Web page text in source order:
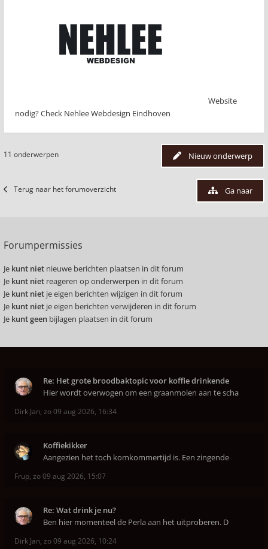
Website
nodig? Check Nehlee Webdesign Eindhoven
Nieuw onderwerp
11 onderwerpen
Terug naar het forumoverzicht Ga naar
Forumpermissies
Je kunt niet nieuwe berichten plaatsen in dit forum
Je kunt niet reageren op onderwerpen in dit forum
Je kunt niet je eigen berichten wijzigen in dit forum
Je kunt niet je eigen berichten verwijderen in dit forum
Je kunt geen bijlagen plaatsen in dit forum
Re: Het grote broodbaktopic voor koffie drinkende
Hier wordt overwogen om een graanmolen aan te scha
Dirk Jan, zo 09 aug 2026, 16:34
Koffiekikker
Aangezien het toch komkommertijd is. Een zingende
Frup, zo 09 aug 2026, 15:07
Re: Wat drink je nu?
Ben hier momenteel de Perla aan het uitproberen. D
Dirk Jan, zo 09 aug 2026, 10:24